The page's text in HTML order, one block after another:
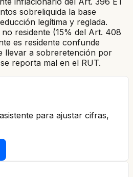
sobreliquida la base
legítima y reglada.
residente (15% del Art. 408
es residente confunde
llevar a sobreretención por
reporta mal en el RUT.
para ajustar cifras,